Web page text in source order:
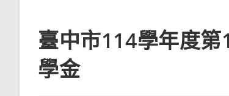
臺中市114學年度
學金